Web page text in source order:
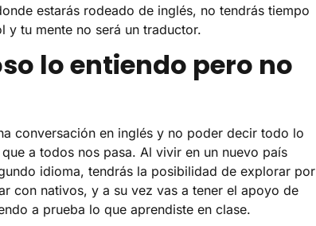
estarás rodeado de inglés, no tendrás tiempo
y tu mente no será un traductor.
lo entiendo pero no
conversación en inglés y no poder decir todo lo
a todos nos pasa. Al vivir en un nuevo país
idioma, tendrás la posibilidad de explorar por
con nativos, y a su vez vas a tener el apoyo de
a prueba lo que aprendiste en clase.